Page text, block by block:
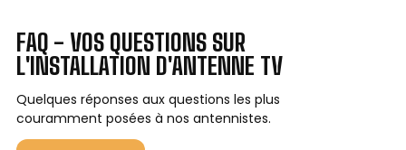
FAQ - VOS QUESTIONS SUR
L'INSTALLATION D'ANTENNE TV
Quelques réponses aux questions les plus
couramment posées à nos antennistes.